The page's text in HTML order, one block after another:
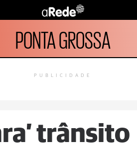
PONTA GROSSA
PUBLICIDADE
trânsito